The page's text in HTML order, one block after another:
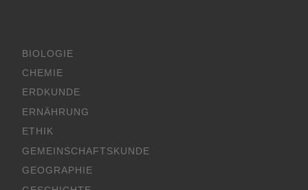
BIOLOGIE
CHEMIE
ERDKUNDE
ERNÄHRUNG
ETHIK
GEMEINSCHAFTSKUNDE
GEOGRAPHIE